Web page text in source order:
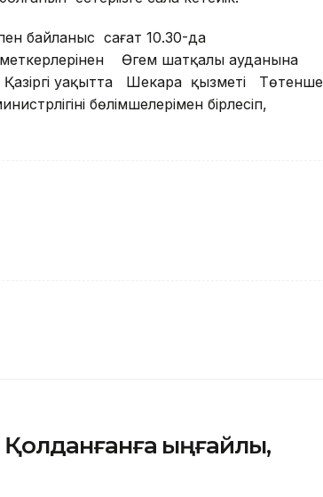
байланыс сағат 10.30-да
Өгем шатқалы ауданына
Қазіргі уақытта Шекара қызметі Төтенше
бөлімшелерімен бірлесіп,
Қолданғанға ыңғайлы,